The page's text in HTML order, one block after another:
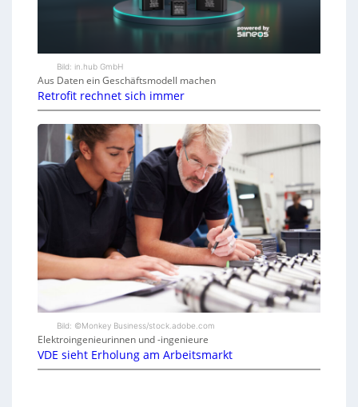
Bild: in.hub GmbH
Aus Daten ein Geschäftsmodell machen
Retrofit rechnet sich immer
Bild: ©Monkey Business/stock.adobe.com
Elektroingenieurinnen und -ingenieure
VDE sieht Erholung am Arbeitsmarkt